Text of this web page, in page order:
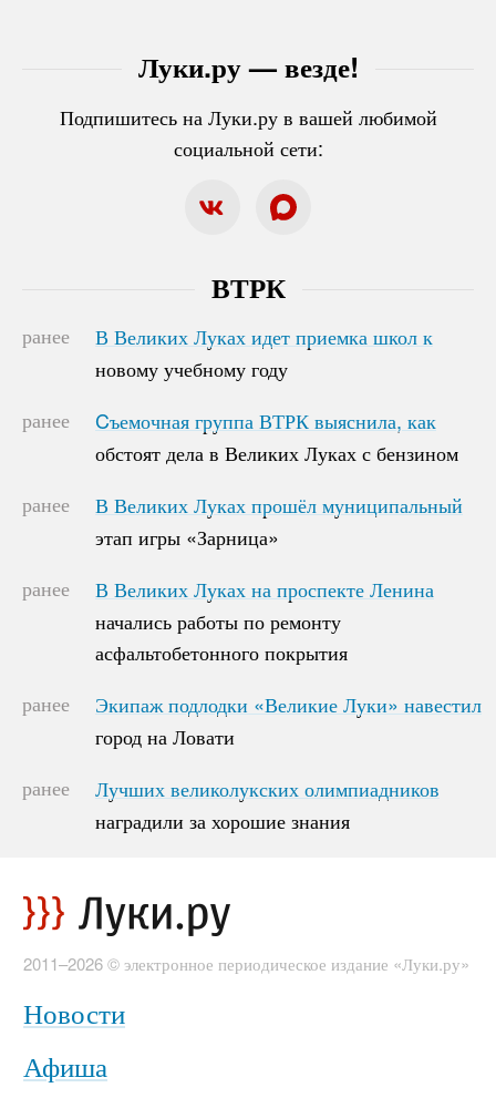
Луки.ру — везде!
Подпишитесь на Луки.ру в вашей любимой
социальной сети:
ВТРК
ранее
В Великих Луках идет приемка школ к
новому учебному году
В Великих Луках идет приемка школ к
новому учебному году
ранее
Cъемочная группа ВТРК выяснила, как
обстоят дела в Великих Луках с бензином
Cъемочная группа ВТРК выяснила, как
обстоят дела в Великих Луках с бензином
ранее
В Великих Луках прошёл муниципальный
этап игры «Зарница»
В Великих Луках прошёл муниципальный
этап игры «Зарница»
ранее
В Великих Луках на проспекте Ленина
начались работы по ремонту
асфальтобетонного покрытия
В Великих Луках на проспекте Ленина
начались работы по ремонту
асфальтобетонного покрытия
ранее
Экипаж подлодки «Великие Луки» навестил
город на Ловати
Экипаж подлодки «Великие Луки» навестил
город на Ловати
ранее
Лучших великолукских олимпиадников
наградили за хорошие знания
Лучших великолукских олимпиадников
наградили за хорошие знания
2011–2026 © электронное периодическое издание «Луки.ру»
Новости
Афиша